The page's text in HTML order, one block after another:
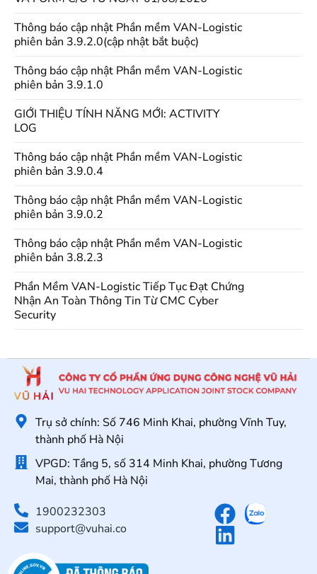
Thông báo cập nhật Phần mềm VAN-Logistic
phiên bản 3.9.2.0(cập nhật bắt buộc)
Thông báo cập nhật Phần mềm VAN-Logistic
phiên bản 3.9.1.0
GIỚI THIỆU TÍNH NĂNG MỚI: ACTIVITY
LOG
Thông báo cập nhật Phần mềm VAN-Logistic
phiên bản 3.9.0.4
Thông báo cập nhật Phần mềm VAN-Logistic
phiên bản 3.9.0.2
Thông báo cập nhật Phần mềm VAN-Logistic
phiên bản 3.8.2.3
Phần Mềm VAN-Logistic Tiếp Tục Đạt Chứng
Nhận An Toàn Thông Tin Từ CMC Cyber
Security
Trụ sở chính: Số 746 Minh Khai, phường Vĩnh Tuy,
thành phố Hà Nội
VPGD: Tầng 5, số 314 Minh Khai, phường Tương
Mai, thành phố Hà Nội
1900232303
support@vuhai.co